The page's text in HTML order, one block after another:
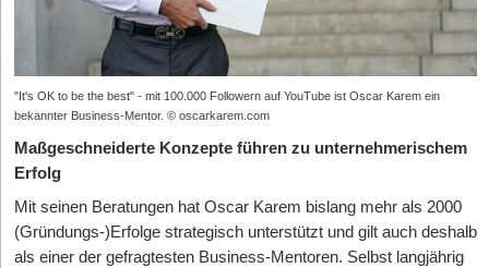
"It's OK to be the best" - mit 100.000 Followern auf YouTube ist Oscar Karem ein
bekannter Business-Mentor. © oscarkarem.com
Maßgeschneiderte Konzepte führen zu unternehmerischem
Erfolg
Mit seinen Beratungen hat Oscar Karem bislang mehr als 2000
(Gründungs-)Erfolge strategisch unterstützt und gilt auch deshalb
als einer der gefragtesten Business-Mentoren. Selbst langjährig